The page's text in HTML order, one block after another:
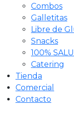
Combos
Galletitas
Libre de
Snacks
100%
Catering
Tienda
Comercial
Contacto